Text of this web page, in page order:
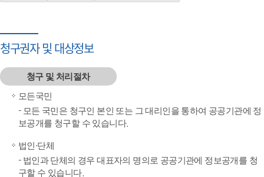
청구권자 및 대상정보
청구 및 처리절차
모든국민
- 모든 국민은 청구인 본인 또는 그 대리인을 통하여 공공기관에 정
보공개를 청구할 수 있습니다.
법인·단체
- 법인과 단체의 경우 대표자의 명의로 공공기관에 정보공개를 청
구할 수 있습니다.